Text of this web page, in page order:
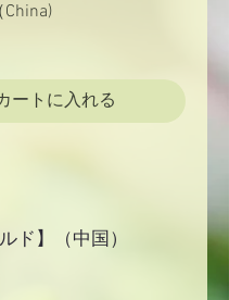
ートに入れる
ド】（中国）